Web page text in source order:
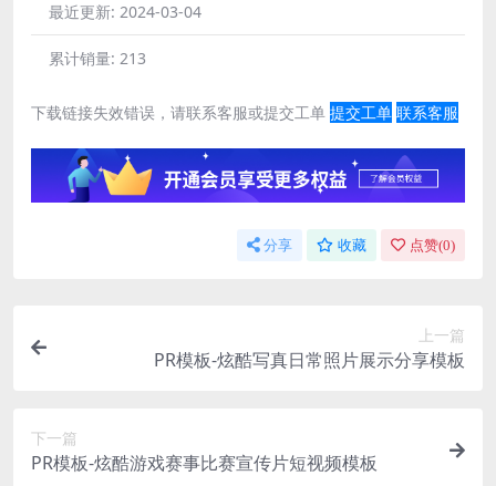
最近更新: 2024-03-04
累计销量: 213
下载链接失效错误，请联系客服或提交工单 提交工单 联系客服
分享 收藏 点赞(0)
上一篇
PR模板-炫酷写真日常照片展示分享模板
下一篇
PR模板-炫酷游戏赛事比赛宣传片短视频模板